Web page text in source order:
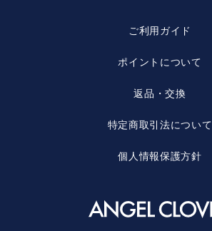
ご利用ガイド
ポイントについて
返品・交換
特定商取引法について
個人情報保護方針